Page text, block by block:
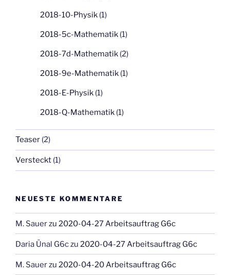
2018-10-Physik (1)
2018-5c-Mathematik (1)
2018-7d-Mathematik (2)
2018-9e-Mathematik (1)
2018-E-Physik (1)
2018-Q-Mathematik (1)
Teaser (2)
Versteckt (1)
NEUESTE KOMMENTARE
M. Sauerzu 2020-04-27 Arbeitsauftrag G6c
Daria Ünal G6czu 2020-04-27 Arbeitsauftrag G6c
M. Sauerzu 2020-04-20 Arbeitsauftrag G6c